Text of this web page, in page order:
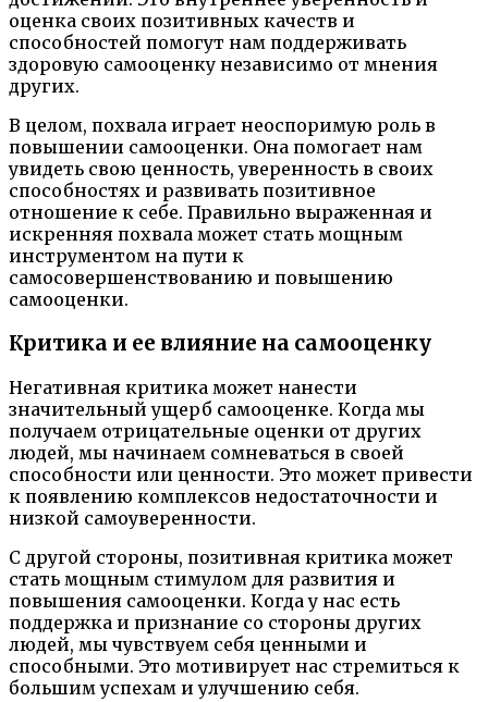
оценка своих позитивных качеств и
способностей помогут нам поддерживать
здоровую самооценку независимо от мнения
других.
В целом, похвала играет неоспоримую роль в
повышении самооценки. Она помогает нам
увидеть свою ценность, уверенность в своих
способностях и развивать позитивное
отношение к себе. Правильно выраженная и
искренняя похвала может стать мощным
инструментом на пути к
самосовершенствованию и повышению
самооценки.
Критика и ее влияние на самооценку
Негативная критика может нанести
значительный ущерб самооценке. Когда мы
получаем отрицательные оценки от других
людей, мы начинаем сомневаться в своей
способности или ценности. Это может привести
к появлению комплексов недостаточности и
низкой самоуверенности.
С другой стороны, позитивная критика может
стать мощным стимулом для развития и
повышения самооценки. Когда у нас есть
поддержка и признание со стороны других
людей, мы чувствуем себя ценными и
способными. Это мотивирует нас стремиться к
большим успехам и улучшению себя.